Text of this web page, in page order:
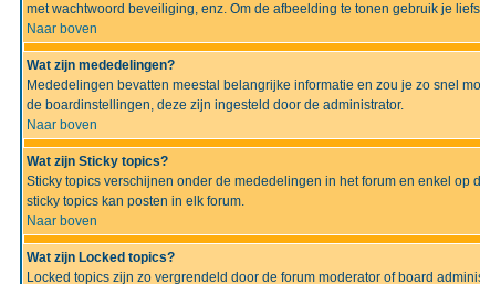
met wachtwoord beveiliging, enz. Om de afbeelding te tonen gebruik je
Naar boven
Wat zijn mededelingen?
Mededelingen bevatten meestal belangrijke informatie en zou je zo snel
de boardinstellingen, deze zijn ingesteld door de administrator.
Naar boven
Wat zijn Sticky topics?
Sticky topics verschijnen onder de mededelingen in het forum en enkel
sticky topics kan posten in elk forum.
Naar boven
Wat zijn Locked topics?
Locked topics zijn zo vergrendeld door de forum moderator of board